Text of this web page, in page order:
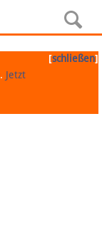
[schließen]
Jetzt